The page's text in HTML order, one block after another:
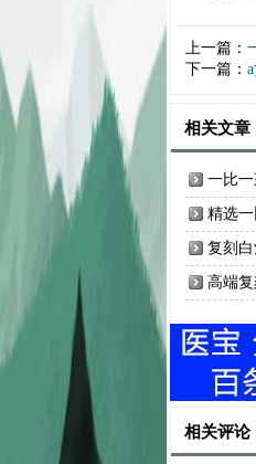
上一篇：
下一篇：
相关文章
一比
精选
应
复刻
台酒
高端
相关评论